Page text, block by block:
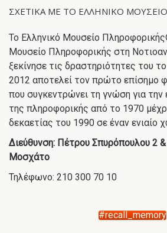
ΣΧΕΤΙΚΑ ΜΕ ΤΟ ΕΛΛΗΝΙΚΟ
Το Ελληνικό Μουσείο
Μουσείο Πληροφορικής στη
ξεκίνησε τις δραστηριότητες του
2012 αποτελεί τον πρώτο επίσημο
που συγκεντρώνει τη γνώση για την
της πληροφορικής από το 1970
δεκαετίας του 1990 σε έναν ενιαίο
Διεύθυνση: Πέτρου Σπυρόπουλου 2
Μοσχάτο
Τηλέφωνο: 210 300 70 10
#recall_memory